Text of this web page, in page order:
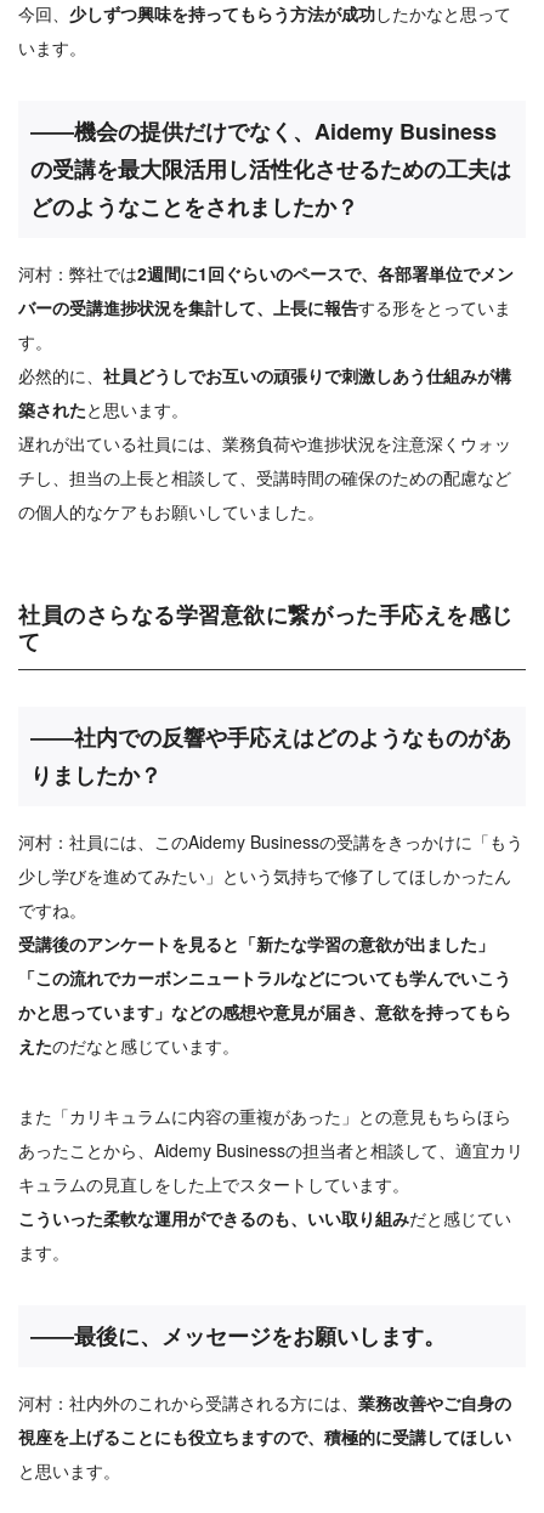
今回、 少しずつ興味を持ってもらう方法が成功したかなと思って
います。
――機会の提供だけでなく、Aidemy Business
の受講を最大限活用し活性化させるための工夫は
どのようなことをされましたか？
河村：弊社では2週間に1回ぐらいのペースで、各部署単位でメン
バーの受講進捗状況を集計して、上長に報告する形をとっていま
す。
必然的に、 社員どうしでお互いの頑張りで刺激しあう仕組みが構
築されたと思います。
遅れが出ている社員には、業務負荷や進捗状況を注意深くウォッ
チし、担当の上長と相談して、受講時間の確保のための配慮など
の個人的なケアもお願いしていました。
社員のさらなる学習意欲に繋がった手応えを感じ
て
――社内での反響や手応えはどのようなものがあ
りましたか？
河村：社員には、このAidemy Businessの受講をきっかけに「もう
少し学びを進めてみたい」という気持ちで修了してほしかったん
ですね。
受講後のアンケートを見ると「新たな学習の意欲が出ました」
「この流れでカーボンニュートラルなどについても学んでいこう
かと思っています」などの感想や意見が届き、意欲を持ってもら
えたのだなと感じています。
また「カリキュラムに内容の重複があった」との意見もちらほら
あったことから、Aidemy Businessの担当者と相談して、適宜カリ
キュラムの見直しをした上でスタートしています。
こういった柔軟な運用ができるのも、いい取り組みだと感じてい
ます。
――最後に、メッセージをお願いします。
河村：社内外のこれから受講される方には、 業務改善やご自身の
視座を上げることにも役立ちますので、積極的に受講してほしい
と思います。